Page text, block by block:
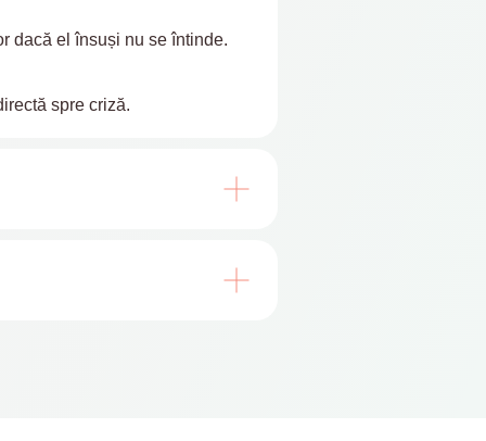
dacă el însuși nu se întinde.
spre criză.